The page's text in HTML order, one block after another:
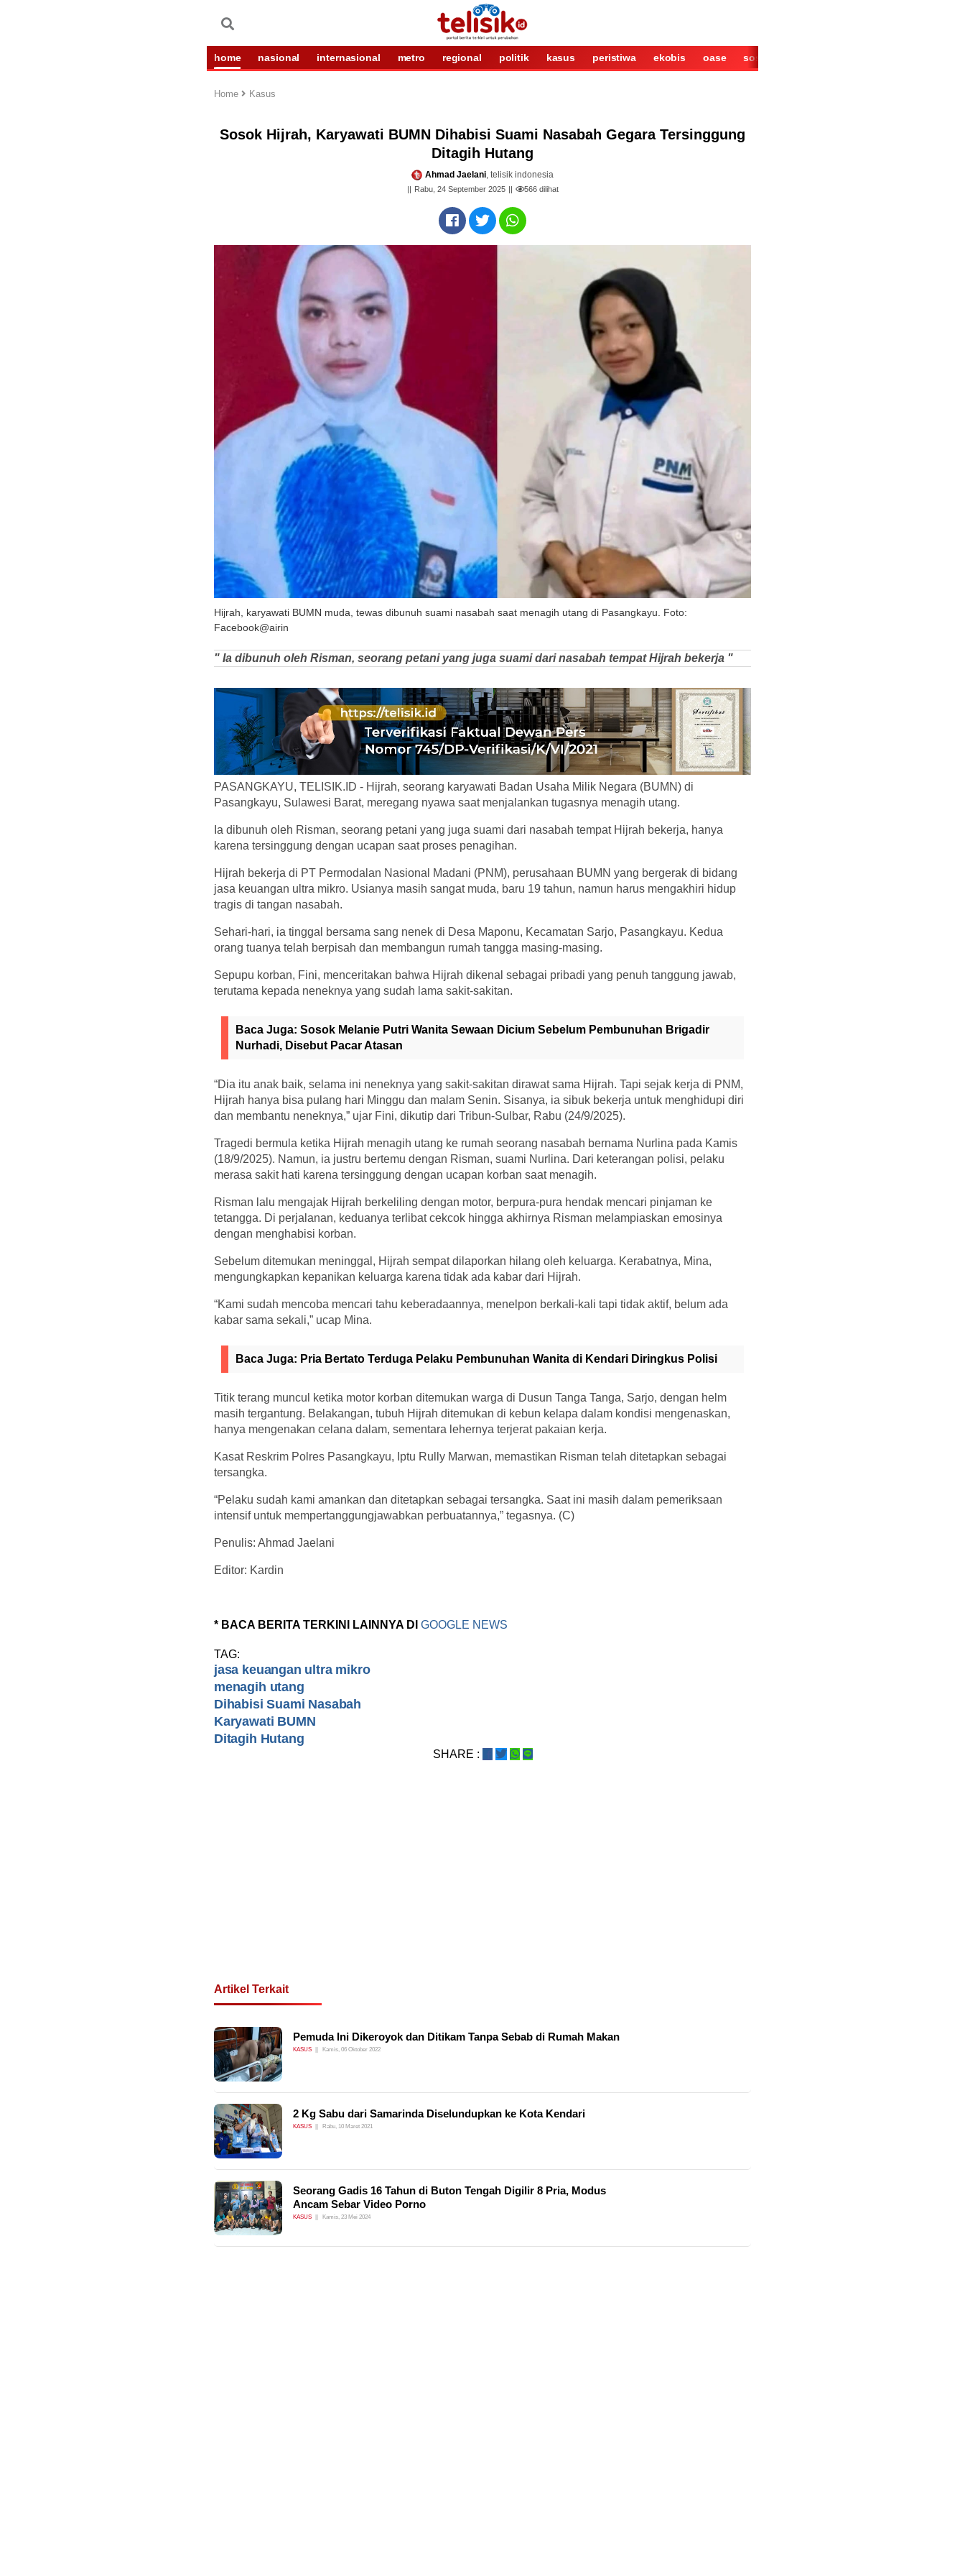
home nasional internasional metro regional politik kasus peristiwa ekobis oase sosok
Home Kasus
Sosok Hijrah, Karyawati BUMN Dihabisi Suami Nasabah Gegara Tersinggung
Ditagih Hutang
Ahmad Jaelani, telisik indonesia
Rabu, 24 September 2025 566dilihat
Hijrah, karyawati BUMN muda, tewas dibunuh suami nasabah saat menagih utang di Pasangkayu. Foto:
Facebook@airin
" Ia dibunuh oleh Risman, seorang petani yang juga suami dari nasabah tempat Hijrah bekerja "
PASANGKAYU, TELISIK.ID - Hijrah, seorang karyawati Badan Usaha Milik Negara (BUMN) di
Pasangkayu, Sulawesi Barat, meregang nyawa saat menjalankan tugasnya menagih utang.
Ia dibunuh oleh Risman, seorang petani yang juga suami dari nasabah tempat Hijrah bekerja, hanya
karena tersinggung dengan ucapan saat proses penagihan.
Hijrah bekerja di PT Permodalan Nasional Madani (PNM), perusahaan BUMN yang bergerak di bidang
jasa keuangan ultra mikro. Usianya masih sangat muda, baru 19 tahun, namun harus mengakhiri hidup
tragis di tangan nasabah.
Sehari-hari, ia tinggal bersama sang nenek di Desa Maponu, Kecamatan Sarjo, Pasangkayu. Kedua
orang tuanya telah berpisah dan membangun rumah tangga masing-masing.
Sepupu korban, Fini, menceritakan bahwa Hijrah dikenal sebagai pribadi yang penuh tanggung jawab,
terutama kepada neneknya yang sudah lama sakit-sakitan.
Baca Juga: Sosok Melanie Putri Wanita Sewaan Dicium Sebelum Pembunuhan Brigadir
Nurhadi, Disebut Pacar Atasan
“Dia itu anak baik, selama ini neneknya yang sakit-sakitan dirawat sama Hijrah. Tapi sejak kerja di PNM,
Hijrah hanya bisa pulang hari Minggu dan malam Senin. Sisanya, ia sibuk bekerja untuk menghidupi diri
dan membantu neneknya,” ujar Fini, dikutip dari Tribun-Sulbar, Rabu (24/9/2025).
Tragedi bermula ketika Hijrah menagih utang ke rumah seorang nasabah bernama Nurlina pada Kamis
(18/9/2025). Namun, ia justru bertemu dengan Risman, suami Nurlina. Dari keterangan polisi, pelaku
merasa sakit hati karena tersinggung dengan ucapan korban saat menagih.
Risman lalu mengajak Hijrah berkeliling dengan motor, berpura-pura hendak mencari pinjaman ke
tetangga. Di perjalanan, keduanya terlibat cekcok hingga akhirnya Risman melampiaskan emosinya
dengan menghabisi korban.
Sebelum ditemukan meninggal, Hijrah sempat dilaporkan hilang oleh keluarga. Kerabatnya, Mina,
mengungkapkan kepanikan keluarga karena tidak ada kabar dari Hijrah.
“Kami sudah mencoba mencari tahu keberadaannya, menelpon berkali-kali tapi tidak aktif, belum ada
kabar sama sekali,” ucap Mina.
Baca Juga: Pria Bertato Terduga Pelaku Pembunuhan Wanita di Kendari Diringkus Polisi
Titik terang muncul ketika motor korban ditemukan warga di Dusun Tanga Tanga, Sarjo, dengan helm
masih tergantung. Belakangan, tubuh Hijrah ditemukan di kebun kelapa dalam kondisi mengenaskan,
hanya mengenakan celana dalam, sementara lehernya terjerat pakaian kerja.
Kasat Reskrim Polres Pasangkayu, Iptu Rully Marwan, memastikan Risman telah ditetapkan sebagai
tersangka.
“Pelaku sudah kami amankan dan ditetapkan sebagai tersangka. Saat ini masih dalam pemeriksaan
intensif untuk mempertanggungjawabkan perbuatannya,” tegasnya. (C)
Penulis: Ahmad Jaelani
Editor: Kardin
* BACA BERITA TERKINI LAINNYA DI GOOGLE NEWS
TAG:
jasa keuangan ultra mikro
menagih utang
Dihabisi Suami Nasabah
Karyawati BUMN
Ditagih Hutang
SHARE :
Artikel Terkait
Pemuda Ini Dikeroyok dan Ditikam Tanpa Sebab di Rumah Makan
KASUS Kamis, 06 Oktober 2022
2 Kg Sabu dari Samarinda Diselundupkan ke Kota Kendari
KASUS Rabu, 10 Maret 2021
Seorang Gadis 16 Tahun di Buton Tengah Digilir 8 Pria, Modus
Ancam Sebar Video Porno
KASUS Kamis, 23 Mei 2024